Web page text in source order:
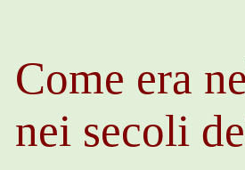
Come era
nei secoli